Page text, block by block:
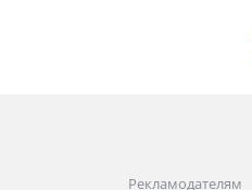
Рекламодателям